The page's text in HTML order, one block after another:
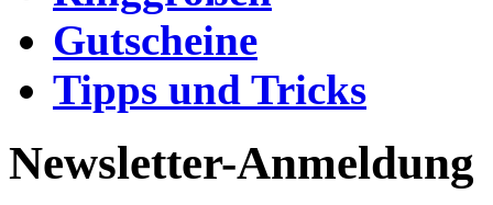
Gutscheine
Tipps und Tricks
Newsletter-Anmeldung